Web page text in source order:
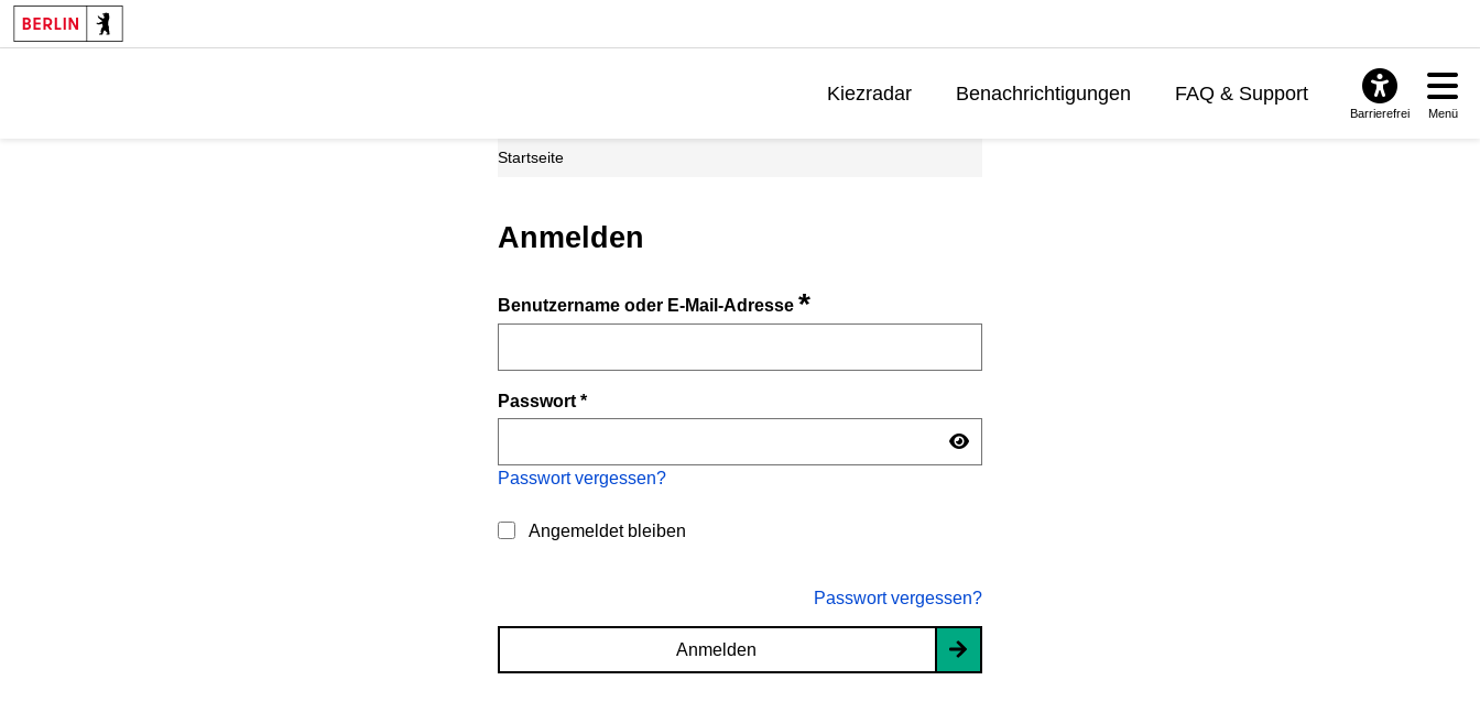
Kiezradar Benachrichtigungen FAQ & Support
Barrierefrei Menü
Startseite
Anmelden
Benutzername oder E-Mail-Adresse*
Passwort*
Passwort vergessen?
Angemeldet bleiben
Passwort vergessen?
Anmelden